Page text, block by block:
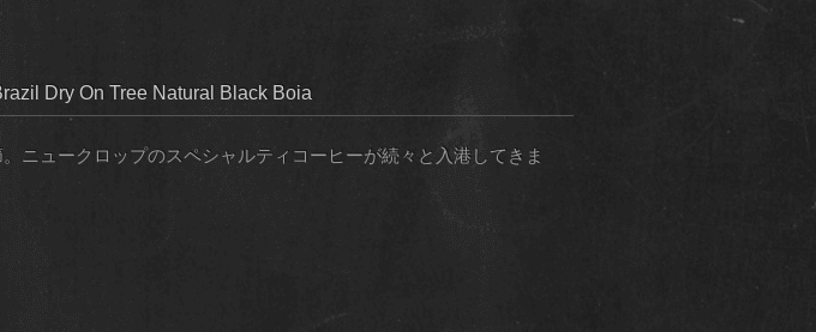
Dry On Tree Natural Black Boia
ニュークロップのスペシャルティコーヒーが続々と入港してきま